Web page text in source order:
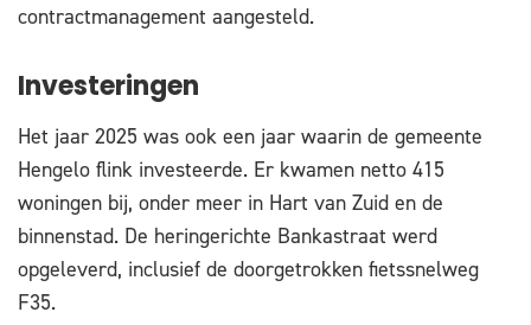
contractmanagement aangesteld.
Investeringen
Het jaar 2025 was ook een jaar waarin de gemeente
Hengelo flink investeerde. Er kwamen netto 415
woningen bij, onder meer in Hart van Zuid en de
binnenstad. De heringerichte Bankastraat werd
opgeleverd, inclusief de doorgetrokken fietssnelweg
F35.